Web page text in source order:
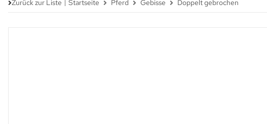
Zurück zur Liste Startseite Pferd Gebisse Doppelt gebrochen